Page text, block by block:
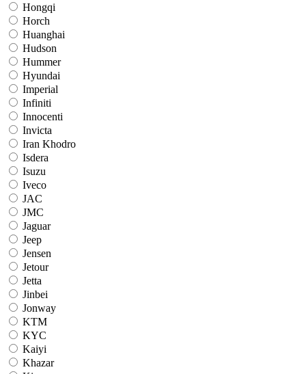
Hongqi
Horch
Huanghai
Hudson
Hummer
Hyundai
Imperial
Infiniti
Innocenti
Invicta
Iran Khodro
Isdera
Isuzu
Iveco
JAC
JMC
Jaguar
Jeep
Jensen
Jetour
Jetta
Jinbei
Jonway
KTM
KYC
Kaiyi
Khazar